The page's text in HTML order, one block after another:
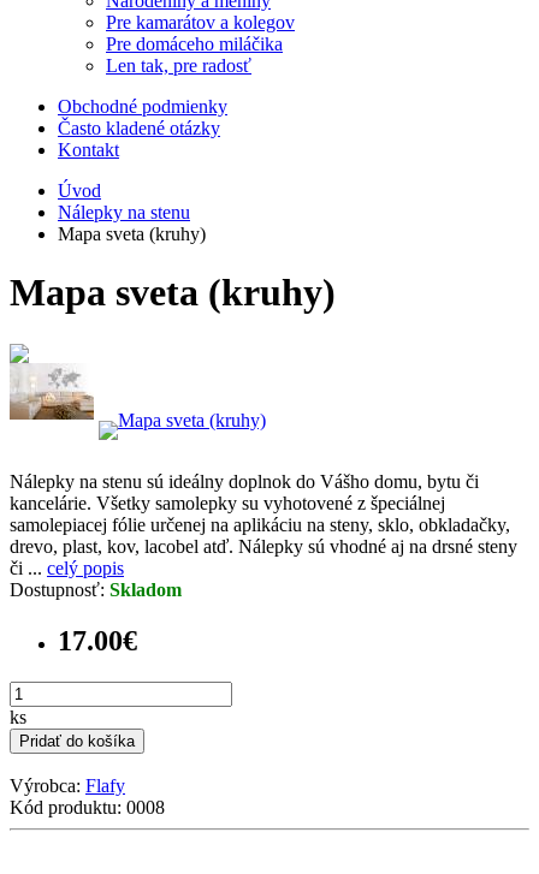
Pre kamarátov a kolegov
Pre domáceho miláčika
Len tak, pre radosť
Obchodné podmienky
Často kladené otázky
Kontakt
Úvod
Nálepky na stenu
Mapa sveta (kruhy)
Mapa sveta (kruhy)
Nálepky na stenu sú ideálny doplnok do Vášho domu, bytu či
kancelárie. Všetky samolepky su vyhotovené z špeciálnej
samolepiacej fólie určenej na aplikáciu na steny, sklo, obkladačky,
drevo, plast, kov, lacobel atď. Nálepky sú vhodné aj na drsné steny
či ... celý popis
Dostupnosť: Skladom
17.00€
ks
Pridať do košíka
Výrobca: Flafy
Kód produktu: 0008